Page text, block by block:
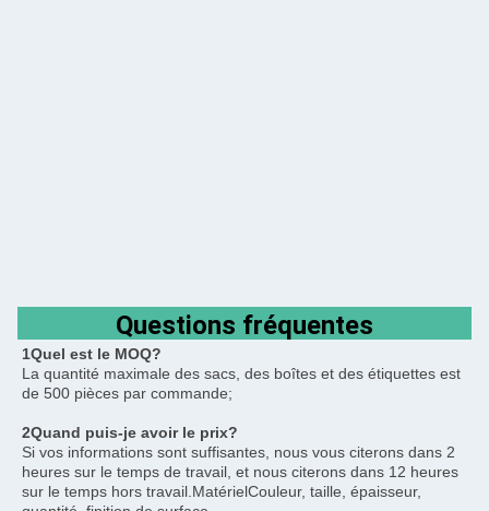
Questions fréquentes
1Quel est le MOQ?
La quantité maximale des sacs, des boîtes et des étiquettes est
de 500 pièces par commande;
2Quand puis-je avoir le prix?
Si vos informations sont suffisantes, nous vous citerons dans 2
heures sur le temps de travail, et nous citerons dans 12 heures
sur le temps hors travail.MatérielCouleur, taille, épaisseur,